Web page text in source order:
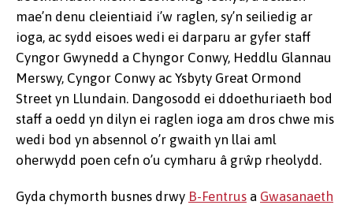
mae’n denu cleientiaid i’w raglen, sy’n seiliedig ar
ioga, ac sydd eisoes wedi ei darparu ar gyfer staff
Cyngor Gwynedd a Chyngor Conwy, Heddlu Glannau
Merswy, Cyngor Conwy ac Ysbyty Great Ormond
Street yn Llundain. Dangosodd ei ddoethuriaeth bod
staff a oedd yn dilyn ei raglen ioga am dros chwe mis
wedi bod yn absennol o’r gwaith yn llai aml
oherwydd poen cefn o’u cymharu â grŵp rheolydd.
Gyda chymorth busnes drwy B-Fentrus a Gwasanaeth